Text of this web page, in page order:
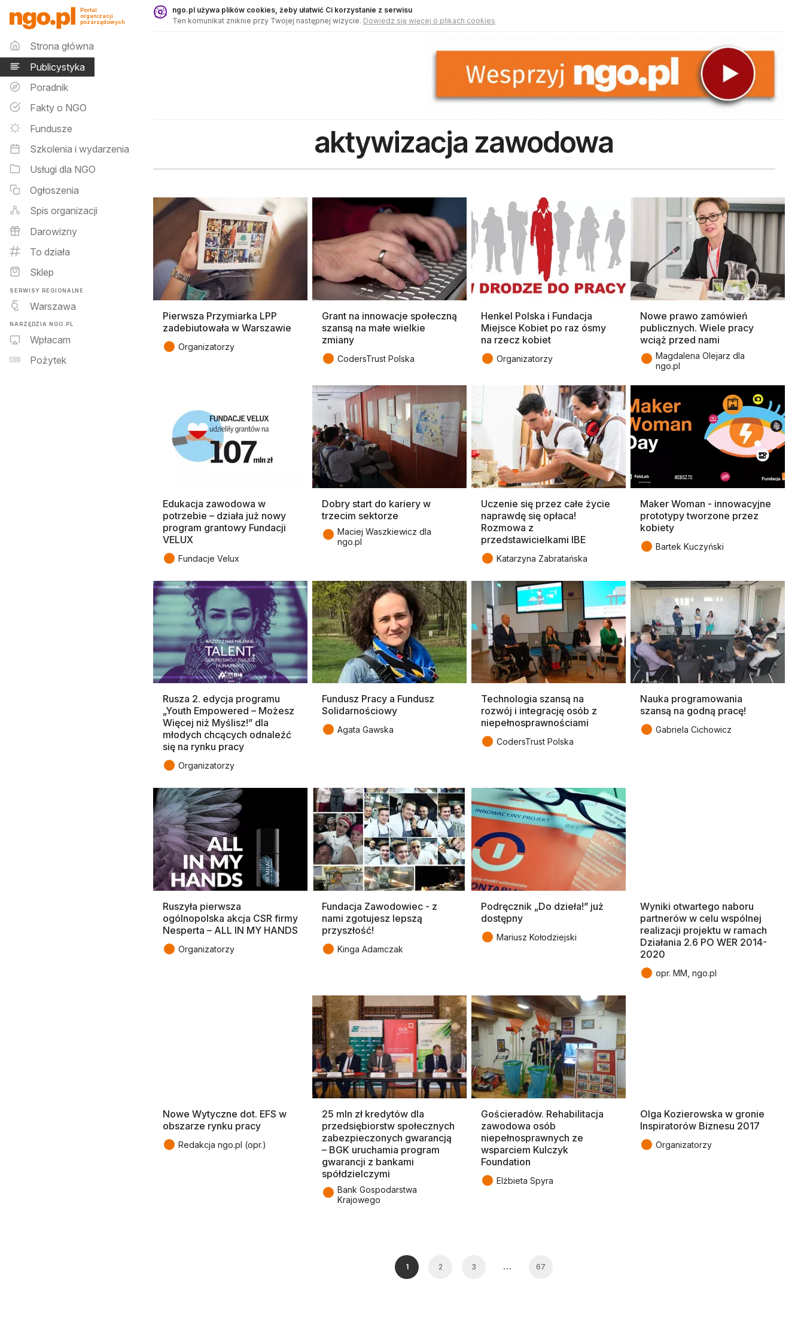
Publicystyka - ngo.pl
Portal
organizacji
pozarządowych
Menu główne
Strona główna
Publicystyka
Poradnik
Fakty o NGO
Fundusze
Szkolenia i wydarzenia
Usługi dla NGO
Ogłoszenia
Spis organizacji
Darowizny
To działa
Sklep
SERWISY REGIONALNE
Warszawa
NARZĘDZIA NGO.PL
Wpłacam
Pożytek
ngo.pl używa plików cookies, żeby ułatwić Ci korzystanie z serwisu
Ten komunikat zniknie przy Twojej następnej wizycie. Dowiedz się więcej o plikach cookies
aktywizacja zawodowa
Pierwsza Przymiarka LPP
zadebiutowała w Warszawie
● Organizatorzy
Grant na innowacje społeczną
szansą na małe wielkie
zmiany
● CodersTrust Polska
Henkel Polska i Fundacja
Miejsce Kobiet po raz ósmy
na rzecz kobiet
● Organizatorzy
Nowe prawo zamówień
publicznych. Wiele pracy
wciąż przed nami
● Magdalena Olejarz dla
ngo.pl
Edukacja zawodowa w
potrzebie – działa już nowy
program grantowy Fundacji
VELUX
● Fundacje Velux
Dobry start do kariery w
trzecim sektorze
● Maciej Waszkiewicz dla
ngo.pl
Uczenie się przez całe życie
naprawdę się opłaca!
Rozmowa z
przedstawicielkami IBE
● Katarzyna Zabratańska
Maker Woman - innowacyjne
prototypy tworzone przez
kobiety
● Bartek Kuczyński
Rusza 2. edycja programu
„Youth Empowered – Możesz
Więcej niż Myślisz!” dla
młodych chcących odnaleźć
się na rynku pracy
● Organizatorzy
Fundusz Pracy a Fundusz
Solidarnościowy
● Agata Gawska
Technologia szansą na
rozwój i integrację osób z
niepełnosprawnościami
● CodersTrust Polska
Nauka programowania
szansą na godną pracę!
● Gabriela Cichowicz
Ruszyła pierwsza
ogólnopolska akcja CSR firmy
Nesperta – ALL IN MY HANDS
● Organizatorzy
Fundacja Zawodowiec - z
nami zgotujesz lepszą
przyszłość!
● Kinga Adamczak
Podręcznik „Do dzieła!” już
dostępny
● Mariusz Kołodziejski
Wyniki otwartego naboru
partnerów w celu wspólnej
realizacji projektu w ramach
Działania 2.6 PO WER 2014-
2020
● opr. MM, ngo.pl
Nowe Wytyczne dot. EFS w
obszarze rynku pracy
● Redakcja ngo.pl (opr.)
25 mln zł kredytów dla
przedsiębiorstw społecznych
zabezpieczonych gwarancją
– BGK uruchamia program
gwarancji z bankami
spółdzielczymi
● Bank Gospodarstwa
Krajowego
Gościeradów. Rehabilitacja
zawodowa osób
niepełnosprawnych ze
wsparciem Kulczyk
Foundation
● Elżbieta Spyra
Olga Kozierowska w gronie
Inspiratorów Biznesu 2017
● Organizatorzy
1 2 3 … 67